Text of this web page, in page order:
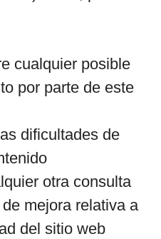
cualquier posible
por parte de este
dificultades de
otra consulta
mejora relativa a
del sitio web